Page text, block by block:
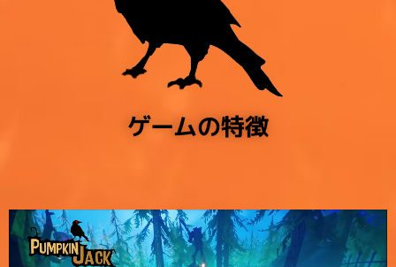
ゲームの特徴​